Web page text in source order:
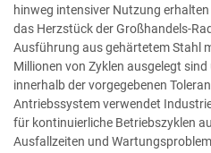
hinweg intensiver Nutzung
das Herzstück der Großhandels-
Ausführung aus gehärtetem Stahl
Millionen von Zyklen ausgelegt
innerhalb der vorgegebenen
Antriebssystem verwendet
für kontinuierliche Betriebszyklen
Ausfallzeiten und